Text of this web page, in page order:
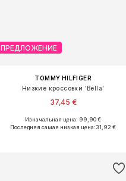
ПРЕДЛОЖЕНИЕ
TOMMY HILFIGER
Низкие кроссовки 'Bella'
37,45 €
Доступные размеры: 36, 37, 38, 39, 40, 41
Изначальная цена: 99,90 €
Последняя самая низкая цена:31,92 €